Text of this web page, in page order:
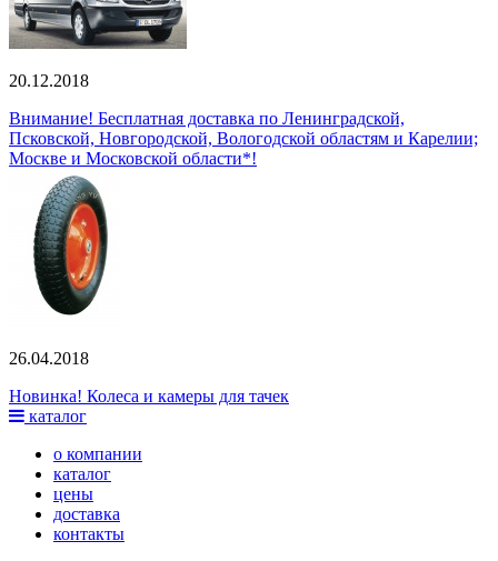
20.12.2018
Внимание! Бесплатная доставка по Ленинградской,
Псковской, Новгородской, Вологодской областям и Карелии;
Москве и Московской области*!
26.04.2018
Новинка! Колеса и камеры для тачек
каталог
о компании
каталог
цены
доставка
контакты